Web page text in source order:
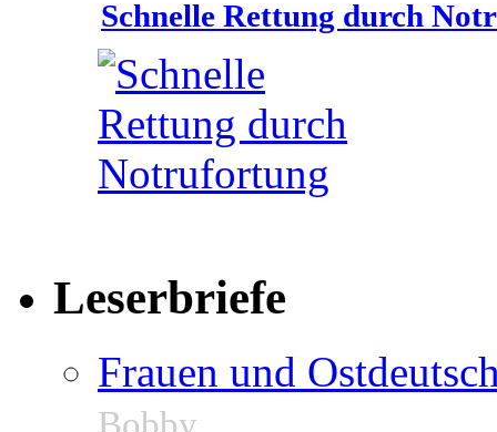
Schnelle Rettung durch
Leserbriefe
Frauen und
Bobby